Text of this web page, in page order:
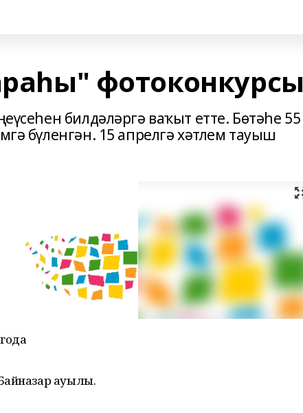
фотоконкурсы
билдәләргә ваҡыт етте. Бөтәһе 55
бүленгән. 15 апрелгә хәтлем тауыш
ауылы.